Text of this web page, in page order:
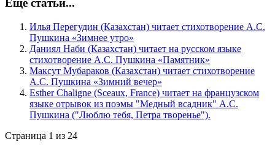
Еще статьи...
Илья Перегудин (Казахстан) читает стихотворение А.С.
Пушкина «Зимнее утро»
Даниял Наби (Казахстан) читает на русском языке
стихотворение А.С. Пушкина «Памятник»
Максут Мубараков (Казахстан) читает стихотворение
А.С. Пушкина «Зимний вечер»
Esther Chaligne (Sceaux, France) читает на французском
языке отрывок из поэмы "Медный всадник" А.С.
Пушкина ("Люблю тебя, Петра творенье").
Страница 1 из 24